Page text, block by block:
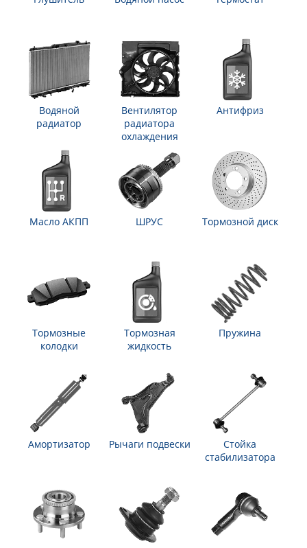
Водяной
радиатор
Вентилятор
радиатора
охлаждения
Антифриз
Масло АКПП ШРУС Тормозной диск
Тормозные
колодки
Тормозная
жидкость
Пружина
Амортизатор Рычаги подвески
Стойка
стабилизатора